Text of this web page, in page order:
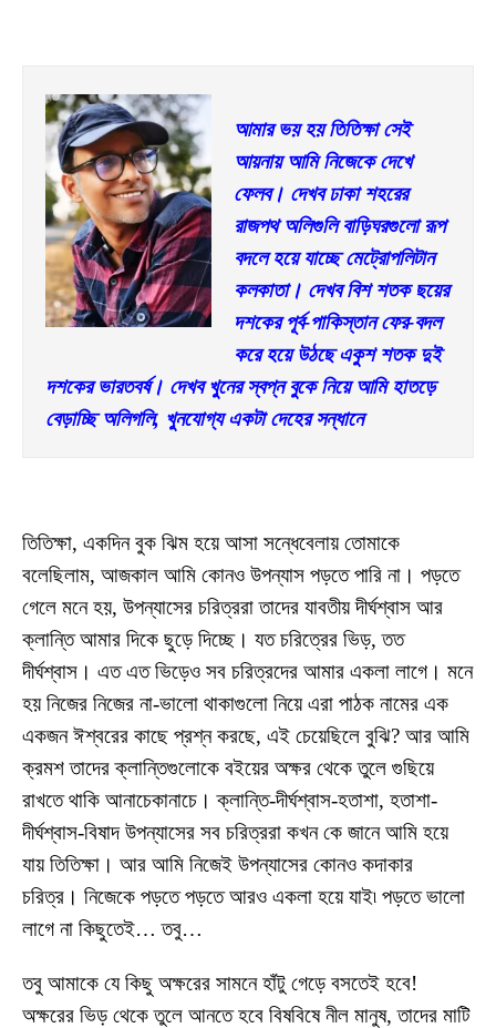
আমার ভয় হয় তিতিক্ষা সেই
আয়নায় আমি নিজেকে দেখে
ফেলব। দেখব ঢাকা শহরের
রাজপথ অলিগুলি বাড়িঘরগুলো রূপ
বদলে হয়ে যাচ্ছে মেট্রোপলিটান
কলকাতা। দেখব বিশ শতক ছয়ের
দশকের পূর্ব-পাকিস্তান ফের-বদল
করে হয়ে উঠছে একুশ শতক দুই
দশকের ভারতবর্ষ। দেখব খুনের স্বপ্ন বুকে নিয়ে আমি হাতড়ে
বেড়াচ্ছি অলিগলি, খুনযোগ্য একটা দেহের সন্ধানে
তিতিক্ষা, একদিন বুক ঝিম হয়ে আসা সন্ধেবেলায় তোমাকে
বলেছিলাম, আজকাল আমি কোনও উপন্যাস পড়তে পারি না। পড়তে
গেলে মনে হয়, উপন্যাসের চরিত্ররা তাদের যাবতীয় দীর্ঘশ্বাস আর
ক্লান্তি আমার দিকে ছুড়ে দিচ্ছে। যত চরিত্রের ভিড়, তত
দীর্ঘশ্বাস। এত এত ভিড়েও সব চরিত্রদের আমার একলা লাগে। মনে
হয় নিজের নিজের না-ভালো থাকাগুলো নিয়ে এরা পাঠক নামের এক
একজন ঈশ্বরের কাছে প্রশ্ন করছে, এই চেয়েছিলে বুঝি? আর আমি
ক্রমশ তাদের ক্লান্তিগুলোকে বইয়ের অক্ষর থেকে তুলে গুছিয়ে
রাখতে থাকি আনাচেকানাচে। ক্লান্তি-দীর্ঘশ্বাস-হতাশা, হতাশা-
দীর্ঘশ্বাস-বিষাদ উপন্যাসের সব চরিত্ররা কখন কে জানে আমি হয়ে
যায় তিতিক্ষা। আর আমি নিজেই উপন্যাসের কোনও কদাকার
চরিত্র। নিজেকে পড়তে পড়তে আরও একলা হয়ে যাই৷ পড়তে ভালো
লাগে না কিছুতেই… তবু…
তবু আমাকে যে কিছু অক্ষরের সামনে হাঁটু গেড়ে বসতেই হবে!
অক্ষরের ভিড় থেকে তুলে আনতে হবে বিষবিষে নীল মানুষ, তাদের মাটি